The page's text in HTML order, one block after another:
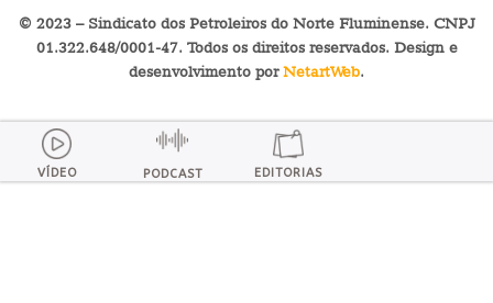
© 2023 – Sindicato dos Petroleiros do Norte Fluminense. CNPJ
01.322.648/0001-47. Todos os direitos reservados. Design e
desenvolvimento porNetartWeb.
VÍDEO PODCAST EDITORIAS